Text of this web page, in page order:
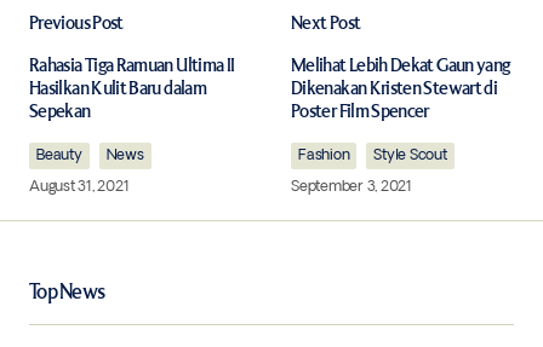
Required fields are marked*
Your Name
Previous Post
Rahasia Tiga Ramuan Ultima II
Hasilkan Kulit Baru dalam
Sepekan
Beauty
News
August 31, 2021
Next Post
Melihat Lebih Dekat Gaun yang
Dikenakan Kristen Stewart di
Poster Film Spencer
Fashion
Style Scout
September 3, 2021
Top News